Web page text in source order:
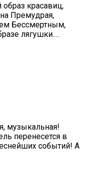
красавиц,
Премудрая,
Бессмертным,
лягушки.…
музыкальная!
перенесется в
событий! А